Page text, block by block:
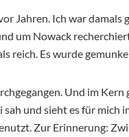
Jahren. Ich war
um Nowack
reich. Es wurde
Und im
sah und sieht es für mich
Zur Erinnerung: